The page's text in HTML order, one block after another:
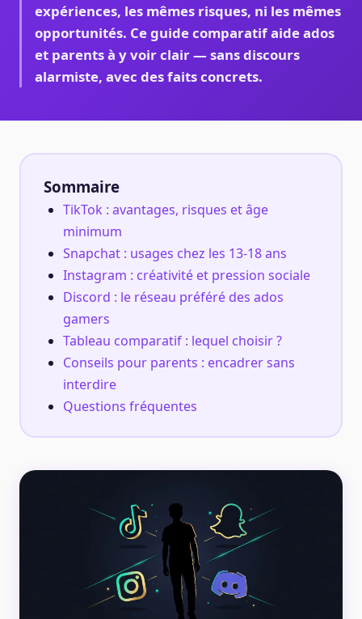
expériences, les mêmes risques, ni les mêmes
opportunités. Ce guide comparatif aide ados
et parents à y voir clair — sans discours
alarmiste, avec des faits concrets.
Sommaire
TikTok : avantages, risques et âge
minimum
Snapchat : usages chez les 13-18 ans
Instagram : créativité et pression sociale
Discord : le réseau préféré des ados
gamers
Tableau comparatif : lequel choisir ?
Conseils pour parents : encadrer sans
interdire
Questions fréquentes